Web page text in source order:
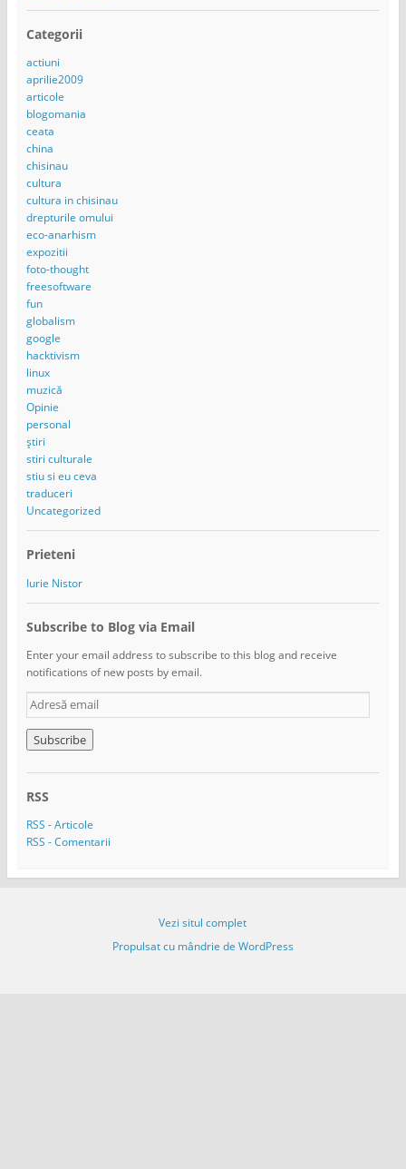
Categorii
actiuni
aprilie2009
articole
blogomania
ceata
china
chisinau
cultura
cultura in chisinau
drepturile omului
eco-anarhism
expozitii
foto-thought
freesoftware
fun
globalism
google
hacktivism
linux
muzică
Opinie
personal
știri
stiri culturale
stiu si eu ceva
traduceri
Uncategorized
Prieteni
Iurie Nistor
Subscribe to Blog via Email
Enter your email address to subscribe to this blog and receive
notifications of new posts by email.
A
d
r
e
s
e
m
a
RSS
RSS - Articole
RSS - Comentarii
Vezi situl complet
Propulsat cu mândrie de WordPress